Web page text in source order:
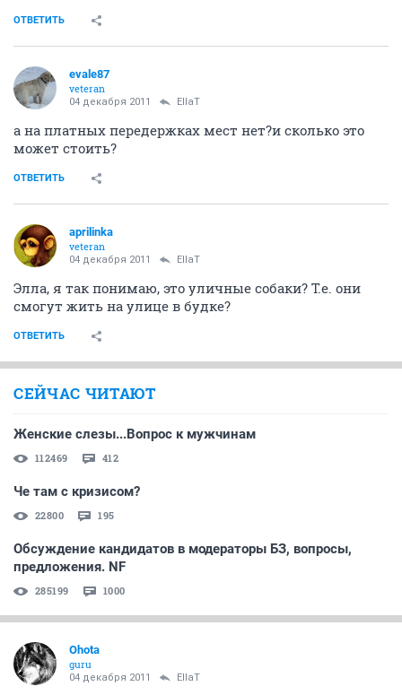
ОТВЕТИТЬ
evale87
veteran
04 декабря 2011 EllaT
а на платных передержках мест нет?и сколько это
может стоить?
ОТВЕТИТЬ
aprilinka
veteran
04 декабря 2011 EllaT
Элла, я так понимаю, это уличные собаки? Т.е. они
смогут жить на улице в будке?
ОТВЕТИТЬ
СЕЙЧАС ЧИТАЮТ
Женские слезы...Вопрос к мужчинам
112469 412
Че там с кризисом?
22800 195
Обсуждение кандидатов в модераторы БЗ, вопросы,
предложения. NF
285199 1000
Ohota
guru
04 декабря 2011 EllaT